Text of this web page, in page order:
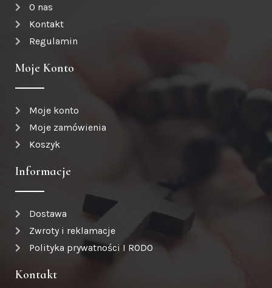
O nas
Kontakt
Regulamin
Moje Konto
Moje konto
Moje zamówienia
Koszyk
Informacje
Dostawa
Zwroty i reklamacje
Polityka prywatności I RODO
Kontakt